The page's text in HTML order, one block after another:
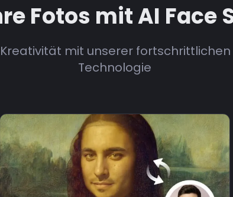
Fotos mit AI Face
mit unserer
Technologie